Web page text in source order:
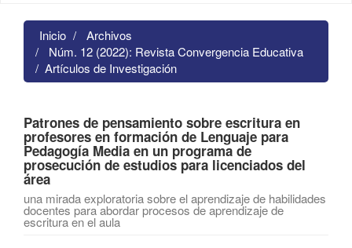
Inicio
Archivos
Núm. 12 (2022): Revista Convergencia Educativa
Artículos de Investigación
Patrones de pensamiento sobre escritura en
profesores en formación de Lenguaje para
Pedagogía Media en un programa de
prosecución de estudios para licenciados del
área
una mirada exploratoria sobre el aprendizaje de habilidades
docentes para abordar procesos de aprendizaje de
escritura en el aula